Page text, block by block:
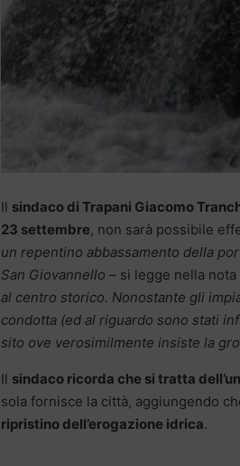
Il sindaco di Trapani Giacomo
23 settembre, non sarà possibile
un repentino abbassamento della
San Giovannello – si legge nella nota
al centro storico. Nonostante gli
condotta (ed al riguardo sono stati
sito ove verosimilmente insiste la
Il sindaco ricorda che si tratta
sola fornisce la città, aggiungendo
ripristino dell’erogazione idrica.